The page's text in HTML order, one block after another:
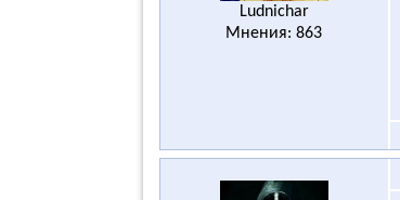
Ludnichar
Мнения: 863